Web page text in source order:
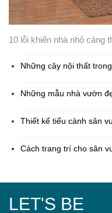
10 lỗi khiến nhà nhỏ càng
Những cây nội thất
Những mẫu nhà vườn
Thiết kế tiểu cảnh sân
Cách trang trí cho sân
LET'S BE